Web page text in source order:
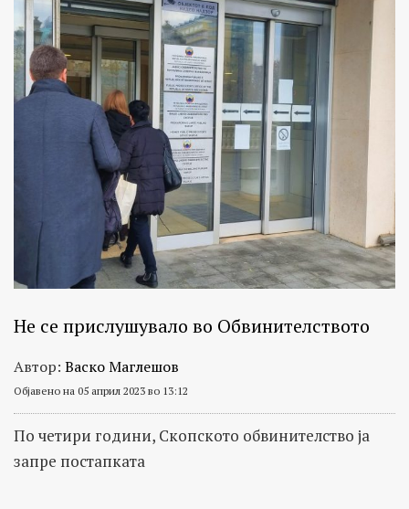
Не се прислушувало во Обвинителството
Автор: Васко Маглешов
Објавено на 05 април 2023 во 13:12
По четири години, Скопското обвинителство ја
запре постапката